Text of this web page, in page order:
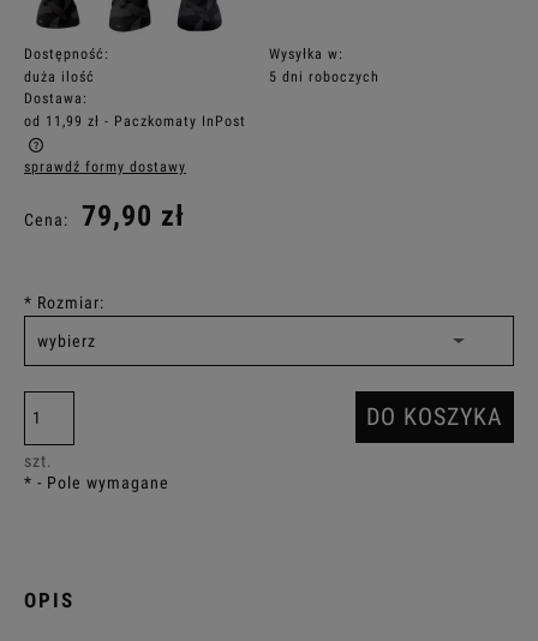
Dostępność:
duża ilość
Wysyłka w:
5 dni roboczych
Dostawa:
od 11,99 zł - Paczkomaty InPost
Cena nie zawiera ewentualnych kosztów płatności
sprawdź formy dostawy
Cena: 79,90 zł
* Rozmiar:
szt.
DO KOSZYKA
* - Pole wymagane
OPIS